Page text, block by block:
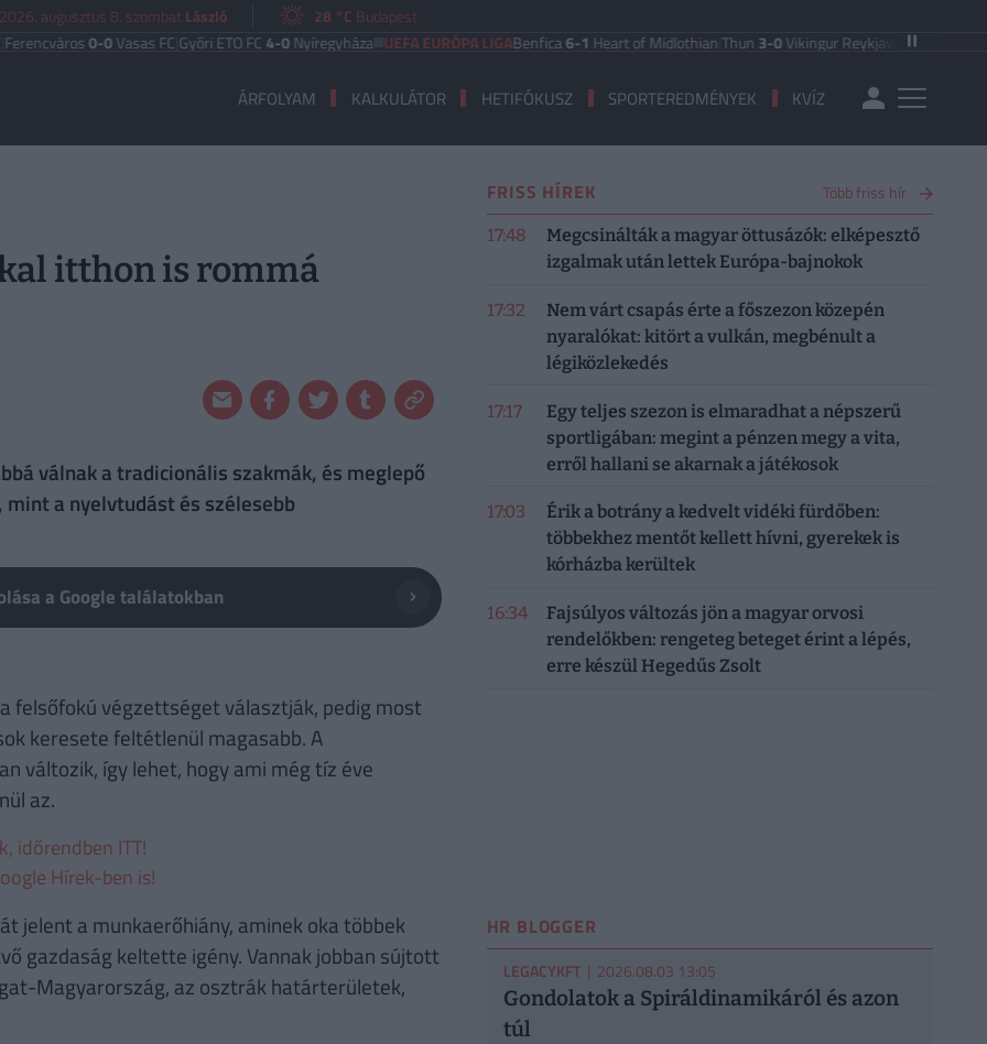
2026. augusztus 8. szombatLászló 28 °C Budapest
0-0Vasas FC|Győri ETO FC4-0Nyíregyháza UEFA EURÓPA LIGABenfica6-1Heart of Midlothian|Thun3-0Vikingur Reykjavik|PAOK Saloniki
ÁRFOLYAM KALKULÁTOR HETIFÓKUSZ SPORTEREDMÉNYEK KVÍZ
itthon is rommá
válnak a tradicionális szakmák, és meglepő
a nyelvtudást és szélesebb
a Google találatokban
felsőfokú végzettséget választják, pedig most
keresete feltétlenül magasabb. A
változik, így lehet, hogy ami még tíz éve
az.
időrendben ITT!
Hírek-ben is!
jelent a munkaerőhiány, aminek oka többek
gazdaság keltette igény. Vannak jobban sújtott
Magyarország, az osztrák határterületek,
FRISS HÍREK Több friss hír
17:48
Megcsinálták a magyar öttusázók: elképesztő
izgalmak után lettek Európa-bajnokok
17:32
Nem várt csapás érte a főszezon közepén
nyaralókat: kitört a vulkán, megbénult a
légiközlekedés
17:17
Egy teljes szezon is elmaradhat a népszerű
sportligában: megint a pénzen megy a vita,
erről hallani se akarnak a játékosok
17:03
Érik a botrány a kedvelt vidéki fürdőben:
többekhez mentőt kellett hívni, gyerekek is
kórházba kerültek
16:34
Fajsúlyos változás jön a magyar orvosi
rendelőkben: rengeteg beteget érint a lépés,
erre készül Hegedűs Zsolt
HR BLOGGER
LEGACYKFT| 2026.08.03 13:05
Gondolatok a Spiráldinamikáról és azon
túl